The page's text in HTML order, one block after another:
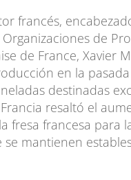
francés,
de
de France, Xavier
en la
destinadas
resaltó el
fresa francesa para
mantienen